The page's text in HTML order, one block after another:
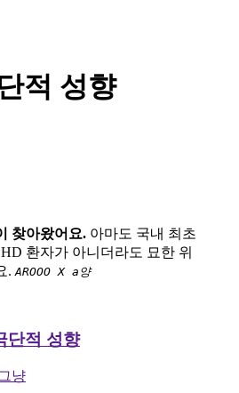
적 성향
찾아왔어요. 아마도 국내 최초
환자가 아니더라도 묘한 위
. AROOO X a양
단적 성향
냥